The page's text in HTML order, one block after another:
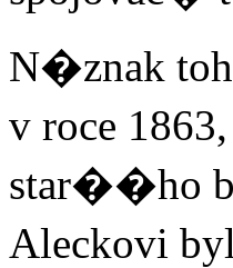
N�znak
v roce
star��ho
Aleckovi